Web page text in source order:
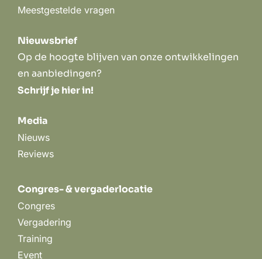
Congres- & vergaderlocatie
Congres
Vergadering
Training
Event
Meestgestelde vragen
Nieuwsbrief
Op de hoogte blijven van onze ontwikkelingen
en aanbiedingen?
Schrijf je hier in!
Media
Nieuws
Reviews